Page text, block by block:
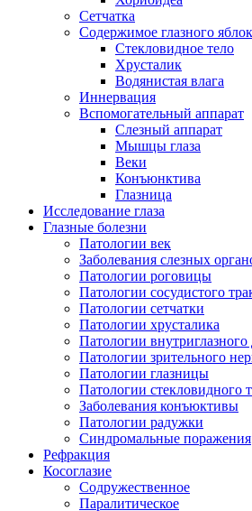
Сетчатка
Содержимое глазного
Стекловидное тело
Хрусталик
Водянистая влага
Иннервация
Вспомогательный аппарат
Слезный аппарат
Мышцы глаза
Веки
Конъюнктива
Глазница
Исследование глаза
Глазные болезни
Патологии век
Заболевания слезных
Патологии роговицы
Патологии сосудистого
Патологии сетчатки
Патологии хрусталика
Патологии внутриглазного
Патологии зрительного
Патологии глазницы
Патологии стекловидного
Заболевания конъюктивы
Патологии радужки
Синдромальные поражения
Рефракция
Косоглазие
Содружественное
Паралитическое